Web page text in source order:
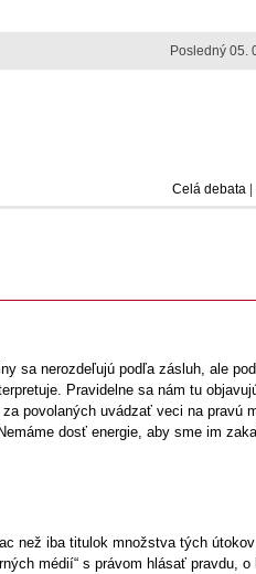
Posledný 05.
Celá debata
sa nerozdeľujú podľa zásluh, ale
Pravidelne sa nám tu
povolaných uvádzať veci na pravú
dosť energie, aby sme im
než iba titulok množstva tých
médií“ s právom hlásať pravdu, o